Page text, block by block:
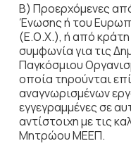
Β) Προερχόμενες
Ένωσης ή του
(Ε.Ο.Χ.), ή από
συμφωνία για τις
Παγκόσμιου
οποία τηρούνται
αναγνωρισμένων
εγγεγραμμένες σε
αντίστοιχη με τις
Μητρώου ΜΕΕΠ.